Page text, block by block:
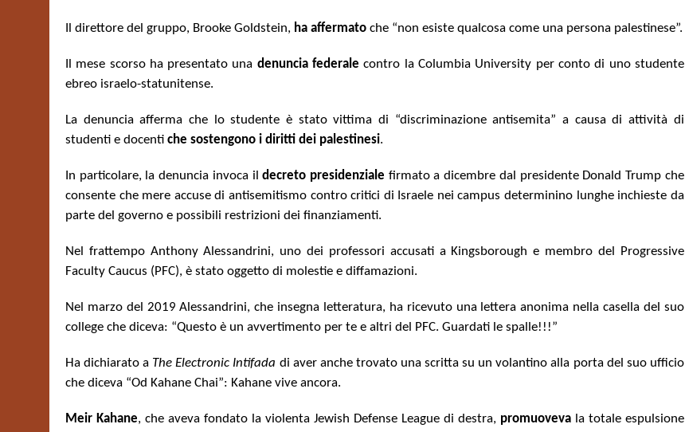
Il direttore del gruppo, Brooke Goldstein, ha affermato che “non esiste qualcosa come una persona palestinese”.
Il mese scorso ha presentato una denuncia federale contro la Columbia University per conto di uno studente
ebreo israelo-statunitense.
La denuncia afferma che lo studente è stato vittima di “discriminazione antisemita” a causa di attività di
studenti e docenti che sostengono i diritti dei palestinesi.
In particolare, la denuncia invoca ildecreto presidenziale firmato a dicembre dal presidente Donald Trump che
consente che mere accuse di antisemitismo contro critici di Israele nei campus determinino lunghe inchieste da
parte del governo e possibili restrizioni dei finanziamenti.
Nel frattempo Anthony Alessandrini, uno dei professori accusati a Kingsborough e membro del Progressive
Faculty Caucus (PFC), è stato oggetto di molestie e diffamazioni.
Nel marzo del 2019 Alessandrini, che insegna letteratura, ha ricevuto una lettera anonima nella casella del suo
college che diceva: “Questo è un avvertimento per te e altri del PFC. Guardati le spalle!!!”
Ha dichiarato a The Electronic Intifada di aver anche trovato una scritta su un volantino alla porta del suo ufficio
che diceva “Od Kahane Chai”: Kahane vive ancora.
Meir Kahane, che aveva fondato la violenta Jewish Defense League di destra, promuovevala totale espulsione